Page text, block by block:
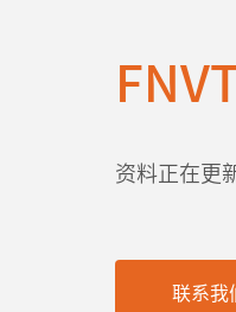
资料正在更
联系我